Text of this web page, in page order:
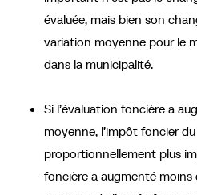
évaluée, mais bien son
variation moyenne pour le
dans la municipalité.
Si l’évaluation foncière a
moyenne, l’impôt foncier
proportionnellement plus
foncière a augmenté moins